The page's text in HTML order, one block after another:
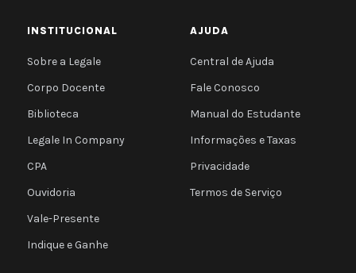
INSTITUCIONAL
Sobre a Legale
Corpo Docente
Biblioteca
Legale In Company
CPA
Ouvidoria
Vale-Presente
Indique e Ganhe
AJUDA
Central de Ajuda
Fale Conosco
Manual do Estudante
Informações e Taxas
Privacidade
Termos de Serviço